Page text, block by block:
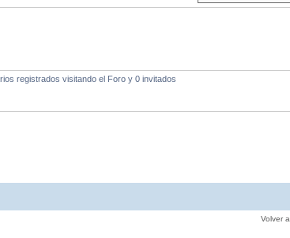
registrados visitando el Foro y 0 invitados
Volver a